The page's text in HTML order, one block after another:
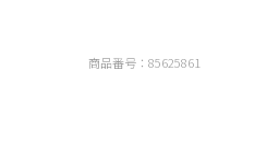
商品番号： 85625861